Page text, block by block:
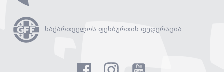
საქართველოს ფეხბურთის ფედერაცია